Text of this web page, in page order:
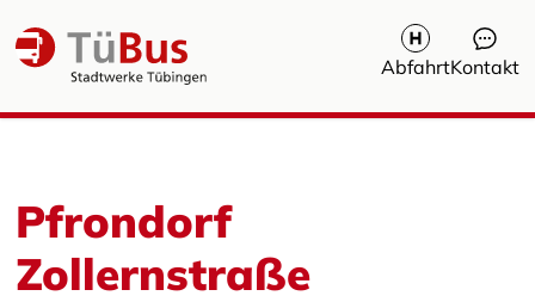
AbfahrtKontakt
Pfrondorf
Zollernstraße